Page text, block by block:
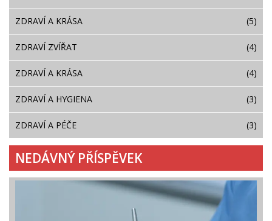
ZDRAVÍ A KRÁSA (5)
ZDRAVÍ ZVÍŘAT (4)
ZDRAVÍ A KRÁSA (4)
ZDRAVÍ A HYGIENA (3)
ZDRAVÍ A PÉČE (3)
NEDÁVNÝ PŘÍSPĚVEK